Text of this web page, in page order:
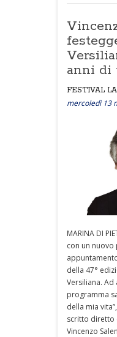
anni di
FESTIVAL
mercoledì 13
MARINA DI
con un
della 47°
Versiliana. Ad
programma
della mia
scritto diretto
Vincenzo